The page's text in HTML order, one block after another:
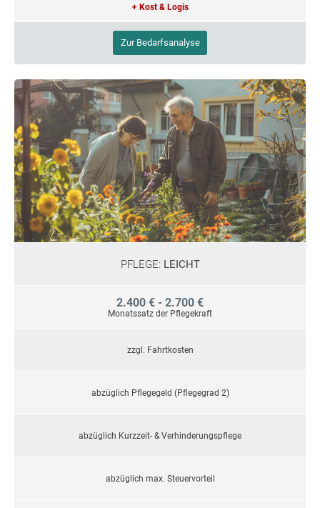
+ Kost & Logis
Zur Bedarfsanalyse
PFLEGE: LEICHT
2.400 € - 2.700 €
Monatssatz der Pflegekraft
zzgl. Fahrtkosten
abzüglich Pflegegeld (Pflegegrad 2)
abzüglich Kurzzeit- & Verhinderungspflege
abzüglich max. Steuervorteil